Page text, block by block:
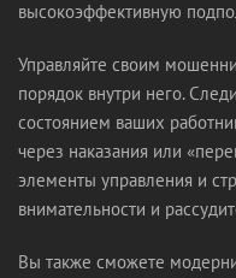
высокоэффективную
Управляйте своим
порядок внутри него.
состоянием ваших
через наказания или
элементы управления и
внимательности и
Вы также сможете